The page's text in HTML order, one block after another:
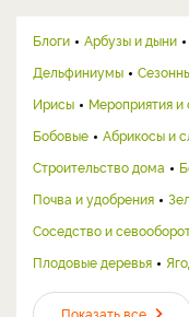
Блоги Арбузы и дыни
Дельфиниумы
Ирисы
Мероприятия и
Бобовые
Абрикосы и
Строительство дома
Почва и удобрения
Соседство и
Плодовые деревья
Показать все